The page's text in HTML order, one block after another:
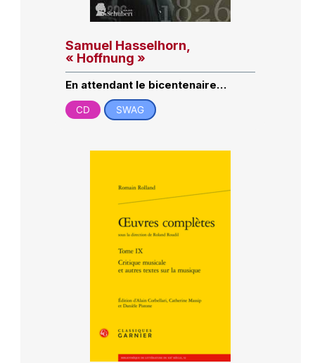
Samuel Hasselhorn,
« Hoffnung »
En attendant le bicentenaire…
CD SWAG